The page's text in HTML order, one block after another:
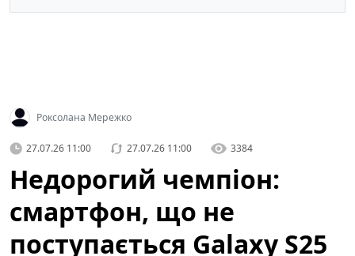
Роксолана Мережко
27.07.26 11:00 27.07.26 11:00 3384
Недорогий чемпіон:
смартфон, що не
поступається Galaxy S25